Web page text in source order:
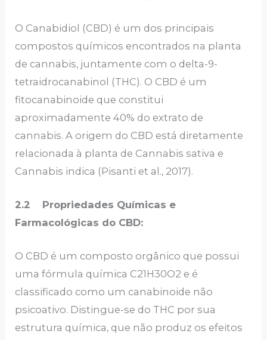
O Canabidiol (CBD) é um dos principais
compostos químicos encontrados na planta
de cannabis, juntamente com o delta-9-
tetraidrocanabinol (THC). O CBD é um
fitocanabinoide que constitui
aproximadamente 40% do extrato de
cannabis. A origem do CBD está diretamente
relacionada à planta de Cannabis sativa e
Cannabis indica (Pisanti et al., 2017).
2.2 Propriedades Químicas e
Farmacológicas do CBD:
O CBD é um composto orgânico que possui
uma fórmula química C21H30O2 e é
classificado como um canabinoide não
psicoativo. Distingue-se do THC por sua
estrutura química, que não produz os efeitos